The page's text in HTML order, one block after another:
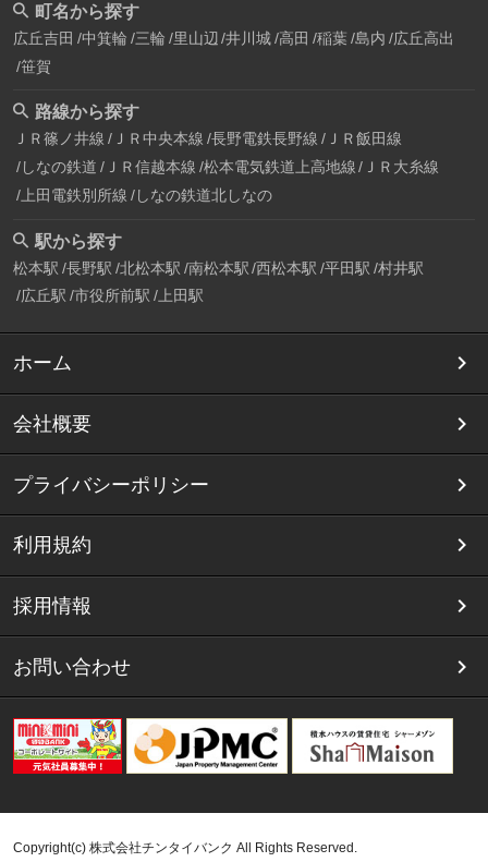
町名から探す
広丘吉田 中箕輪 三輪 里山辺 井川城 高田 稲葉 島内 広丘高出
笹賀
路線から探す
ＪＲ篠ノ井線 ＪＲ中央本線 長野電鉄長野線 ＪＲ飯田線
しなの鉄道 ＪＲ信越本線 松本電気鉄道上高地線
ＪＲ大糸線
上田電鉄別所線 しなの鉄道北しなの
駅から探す
松本駅 長野駅 北松本駅 南松本駅 西松本駅 平田駅 村井駅
広丘駅 市役所前駅 上田駅
ホーム
会社概要
プライバシーポリシー
利用規約
採用情報
お問い合わせ
Copyright(c) 株式会社チンタイバンク All Rights Reserved.